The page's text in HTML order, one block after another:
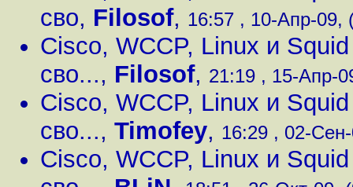
сво, Filosof, 16:57 , 10-Апр-09,
Cisco, WCCP, Linux и
сво..., Filosof, 21:19 , 15-Апр-
Cisco, WCCP, Linux и
сво..., Timofey, 16:29 , 02-
Cisco, WCCP, Linux и